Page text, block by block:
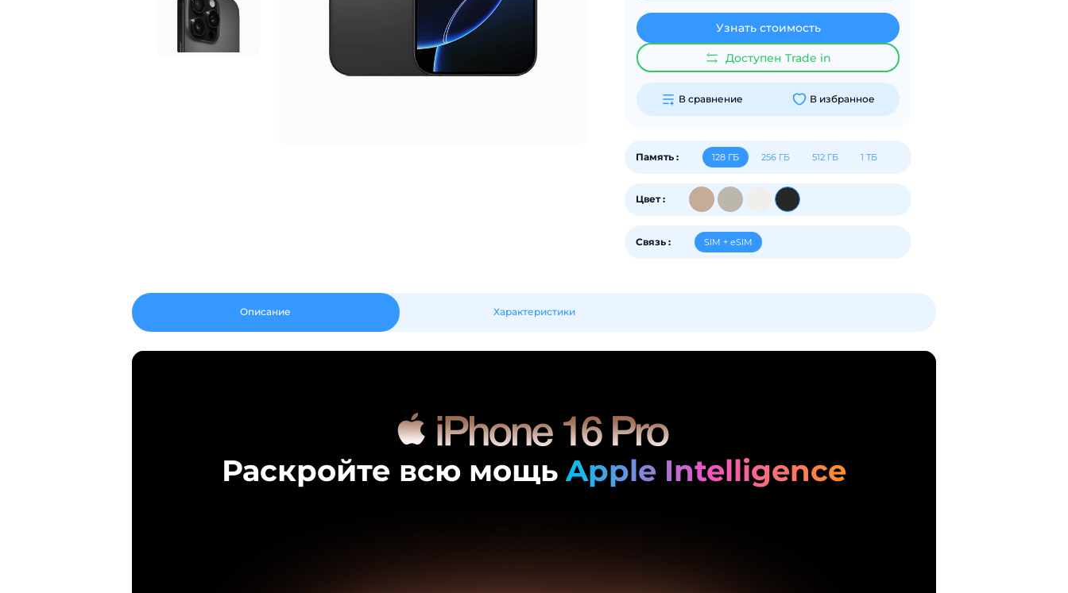
Узнать стоимость
Доступен Trade in
В сравнение В избранное
Память : 128 ГБ 256 ГБ 512 ГБ 1 ТБ
Цвет :
Связь : SIM + eSIM
Описание Характеристики
Раскройте всю мощь Apple Intelligence
График платежей
25
Получайте товарвыбранный способом
Оставшиеся75 списываться
с вашей картыпо25%каждые 2 недели